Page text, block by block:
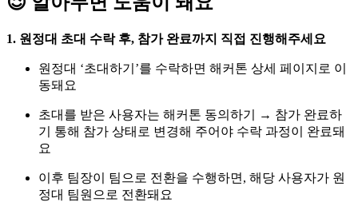
1. 원정대 초대 수락 후, 참가 완료까지 직접 진행해주세요
원정대 ‘초대하기’를 수락하면 해커톤 상세 페이지로 이
동돼요
초대를 받은 사용자는 해커톤 동의하기 → 참가 완료하
기 통해 참가 상태로 변경해 주어야 수락 과정이 완료돼
요
이후 팀장이 팀으로 전환을 수행하면, 해당 사용자가 원
정대 팀원으로 전환돼요